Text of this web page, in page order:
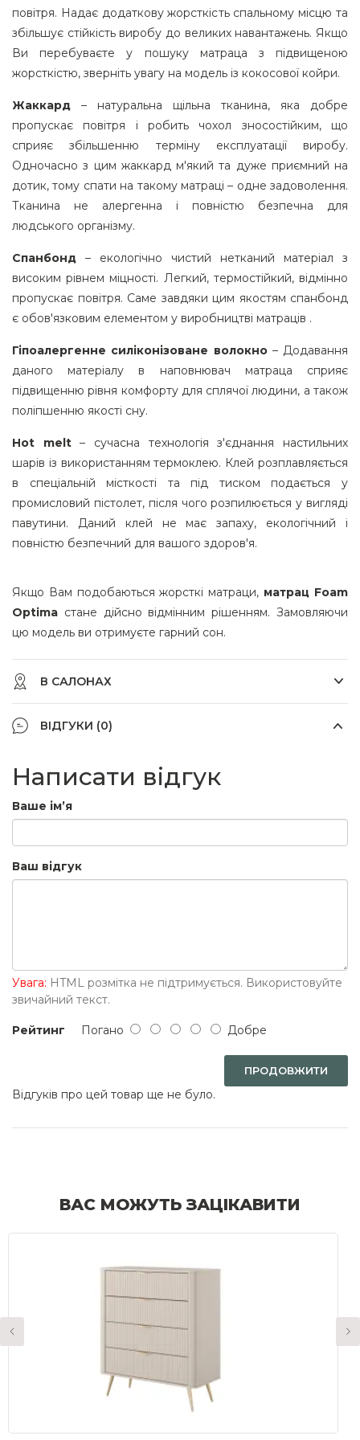
повітря. Надає додаткову жорсткість спальному місцю та
збільшує стійкість виробу до великих навантажень. Якщо
Ви перебуваєте у пошуку матраца з підвищеною
жорсткістю, зверніть увагу на модель із кокосової койри.
Жаккард – натуральна щільна тканина, яка добре
пропускає повітря і робить чохол зносостійким, що
сприяє збільшенню терміну експлуатації виробу.
Одночасно з цим жаккард м'який та дуже приємний на
дотик, тому спати на такому матраці – одне задоволення.
Тканина не алергенна і повністю безпечна для
людського організму.
Спанбонд – екологічно чистий нетканий матеріал з
високим рівнем міцності. Легкий, термостійкий, відмінно
пропускає повітря. Саме завдяки цим якостям спанбонд
є обов'язковим елементом у виробництві матраців .
Гіпоалергенне силіконізоване волокно– Додавання
даного матеріалу в наповнювач матраца сприяє
підвищенню рівня комфорту для сплячої людини, а також
поліпшенню якості сну.
Hot melt– сучасна технологія з'єднання настильних
шарів із використанням термоклею. Клей розплавляється
в спеціальній місткості та під тиском подається у
промисловий пістолет, після чого розпилюється у вигляді
павутини. Даний клей не має запаху, екологічний і
повністю безпечний для вашого здоров'я.
Якщо Вам подобаються жорсткі матраци, матрац Foam
Optima стане дійсно відмінним рішенням. Замовляючи
цю модель ви отримуєте гарний сон.
В САЛОНАХ
ВІДГУКИ (0)
Написати відгук
Ваше ім’я
Ваш відгук
Увага: HTML розмітка не підтримується. Використовуйте
звичайний текст.
Рейтинг Погано Добре
ПРОДОВЖИТИ
Відгуків про цей товар ще не було.
ВАС МОЖУТЬ ЗАЦІКАВИТИ